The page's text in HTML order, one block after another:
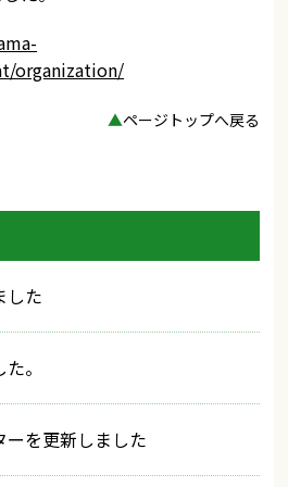
organization/
▲ページトップへ戻る
した
。
を更新しました